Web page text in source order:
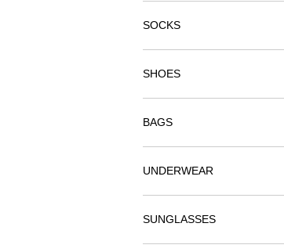
SOCKS
SHOES
BAGS
UNDERWEAR
SUNGLASSES